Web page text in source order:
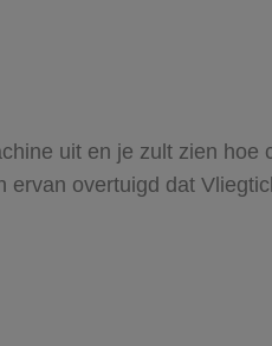
uit en je zult zien hoe
overtuigd dat